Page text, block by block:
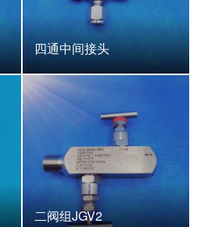
四通中间接头
二阀组JGV2